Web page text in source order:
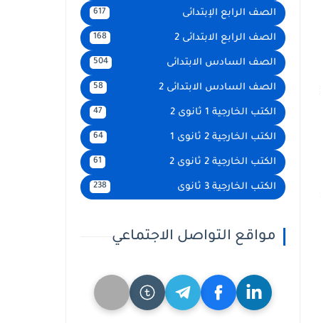
الصف الرابع الإبتدائى 617
الصف الرابع الابتدائى 2 168
الصف السادس الابتدائى 504
الصف السادس الابتدائى 2 58
الكتب الخارجية 1 ثانوى 2 47
الكتب الخارجية 2 ثانوى 1 64
الكتب الخارجية 2 ثانوى 2 61
الكتب الخارجية 3 ثانوى 238
مواقع التواصل الاجتماعي